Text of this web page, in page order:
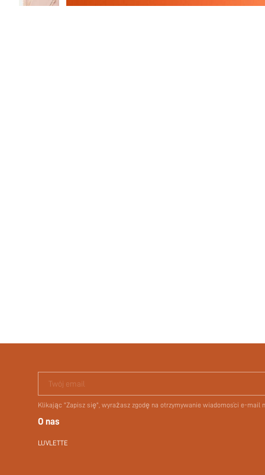
Twój email
Klikając "Zapisz się", wyrażasz zgodę na otrzymywanie wiadomości e-mail
O nas
LUVLETTE